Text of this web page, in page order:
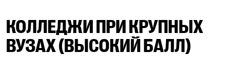
КОЛЛЕДЖИ ПРИ КРУПНЫХ
ВУЗАХ (ВЫСОКИЙ БАЛЛ)